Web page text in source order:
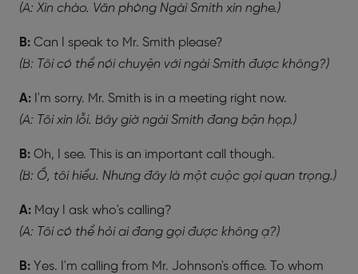
(A: Xin chào. Văn phòng Ngài Smith xin nghe.)
B: Can I speak to Mr. Smith please?
(B: Tôi có thể nói chuyện với ngài Smith được không?)
A: I'm sorry. Mr. Smith is in a meeting right now.
(A: Tôi xin lỗi. Bây giờ ngài Smith đang bận họp.)
B: Oh, I see. This is an important call though.
(B: Ồ, tôi hiểu. Nhưng đây là một cuộc gọi quan trọng.)
A: May I ask who's calling?
(A: Tôi có thể hỏi ai đang gọi được không ạ?)
B: Yes. I'm calling from Mr. Johnson's office. To whom